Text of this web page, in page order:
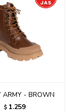
ARMY - BROWN
$ 1.259